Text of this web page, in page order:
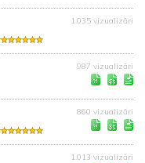
1.035 vizualizări
987 vizualizări
860 vizualizări
1.013 vizualizări